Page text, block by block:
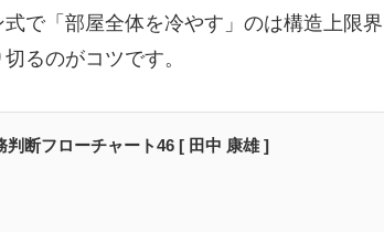
で「部屋全体を冷やす」のは構造上限界
るのがコツです。
断フローチャート46 [ 田中 康雄 ]